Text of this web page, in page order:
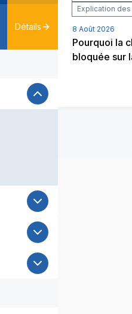
Détails
Explication
8 Août 2026
Pourquoi la
bloquée sur